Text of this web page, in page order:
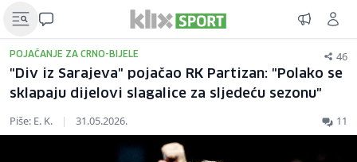
POJAČANJE ZA CRNO-BIJELE 46
"Div iz Sarajeva" pojačao RK Partizan: "Polako se
sklapaju dijelovi slagalice za sljedeću sezonu"
Piše: E. K. | 31.05.2026. 11